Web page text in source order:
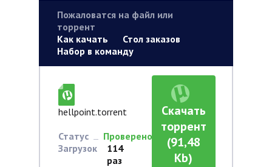
Пожаловатся на файл или
торрент
Как качать
Стол заказов
Набор в команду
hellpoint.torrent
Статус
Проверено
Загрузок
114
раз
Скачать
торрент
(91,48
Kb)